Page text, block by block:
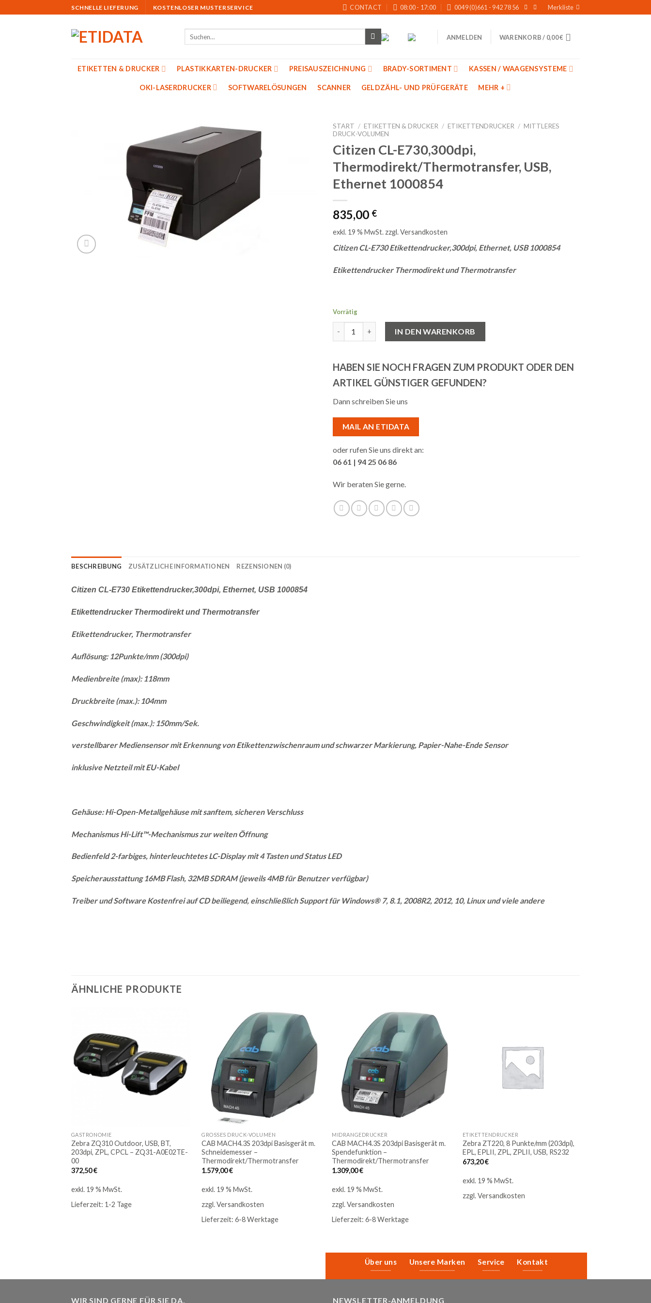
to
SCHNELLE LIEFERUNG KOSTENLOSER MUSTERSERVICE CONTACT 08:00 - 17:00 0049 (0)661 - 942 78 56 Merkliste
ANMELDEN WARENKORB / 0,00€
ETIKETTEN & DRUCKER PLASTIKKARTEN-DRUCKER PREISAUSZEICHNUNG BRADY-SORTIMENT KASSEN / WAAGENSYSTEME
OKI-LASERDRUCKER SOFTWARELÖSUNGEN SCANNER GELDZÄHL- UND PRÜFGERÄTE MEHR +
START / ETIKETTEN & DRUCKER / ETIKETTENDRUCKER / MITTLERES
DRUCK-VOLUMEN
Citizen CL-E730,300dpi,
Thermodirekt/Thermotransfer, USB,
Ethernet 1000854
835,00 €
exkl. 19 % MwSt. zzgl.Versandkosten
Citizen CL-E730 Etikettendrucker,300dpi, Ethernet, USB 1000854
Etikettendrucker Thermodirekt und Thermotransfer
Vorrätig
IN DEN WARENKORB
HABEN SIE NOCH FRAGEN ZUM PRODUKT ODER DEN
ARTIKEL GÜNSTIGER GEFUNDEN?
Dann schreiben Sie uns
MAIL AN ETIDATA
oder rufen Sie uns direkt an:
06 61 | 94 25 06 86
Wir beraten Sie gerne.
BESCHREIBUNG ZUSÄTZLICHE INFORMATIONEN REZENSIONEN (0)
Citizen CL-E730 Etikettendrucker,300dpi, Ethernet, USB 1000854
Etikettendrucker Thermodirekt und Thermotransfer
Etikettendrucker, Thermotransfer
Auflösung: 12Punkte/mm (300dpi)
Medienbreite (max): 118mm
Druckbreite (max.): 104mm
Geschwindigkeit (max.): 150mm/Sek.
verstellbarer Mediensensor mit Erkennung von Etikettenzwischenraum und schwarzer Markierung, Papier-Nahe-Ende Sensor
inklusive Netzteil mit EU-Kabel
Gehäuse: Hi-Open-Metallgehäuse mit sanftem, sicheren Verschluss
Mechanismus Hi-Lift™-Mechanismus zur weiten Öffnung
Bedienfeld 2-farbiges, hinterleuchtetes LC-Display mit 4 Tasten und Status LED
Speicherausstattung 16MB Flash, 32MB SDRAM (jeweils 4MB für Benutzer verfügbar)
Treiber und Software Kostenfrei auf CD beiliegend, einschließlich Support für Windows® 7, 8.1, 2008R2, 2012, 10, Linux und viele andere
ÄHNLICHE PRODUKTE
Merkliste
GASTRONOMIE
Zebra ZQ310 Outdoor, USB, BT,
203dpi, ZPL, CPCL – ZQ31-A0E02TE-
00
372,50€
exkl. 19 % MwSt.
Lieferzeit: 1-2 Tage
Merkliste
GROSSES DRUCK-VOLUMEN
CAB MACH4.3S 203dpi Basisgerät m.
Schneidemesser –
Thermodirekt/Thermotransfer
1.579,00€
exkl. 19 % MwSt.
zzgl.Versandkosten
Lieferzeit:6-8 Werktage
Merkliste
MIDRANGEDRUCKER
CAB MACH4.3S 203dpi Basisgerät m.
Spendefunktion –
Thermodirekt/Thermotransfer
1.309,00€
exkl. 19 % MwSt.
zzgl.Versandkosten
Lieferzeit:6-8 Werktage
ETIKETTENDRUCKER
Zebra ZT220, 8 Punkte/mm (203dpi),
EPL, EPLII, ZPL, ZPLII, USB, RS232
673,20€
exkl. 19 % MwSt.
zzgl.Versandkosten
Über uns Unsere Marken Service Kontakt
WIR SIND GERNE FÜR SIE DA. NEWSLETTER-ANMELDUNG